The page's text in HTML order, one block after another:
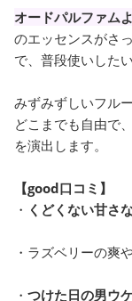
オードパルファム
のエッセンスがさ
で、普段使いした
みずみずしいフル
どこまでも自由で
を演出します。
【good口コミ】
・ くどくない甘さ
・ラズベリーの爽
・ つけた日の男ウ